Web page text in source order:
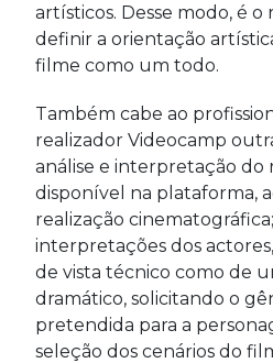
artísticos. Desse modo, é
definir a orientação
filme como um todo.
Também cabe ao
realizador Videocamp
análise e interpretação do
disponível na plataforma,
realização
interpretações dos
de vista técnico como de
dramático, solicitando o
pretendida para a
seleção dos cenários do